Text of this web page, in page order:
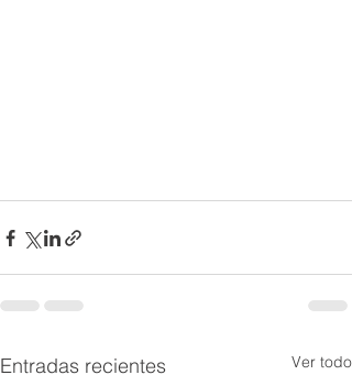
Entradas recientes Ver todo